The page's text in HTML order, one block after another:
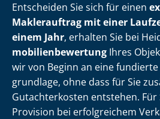
Entscheiden Sie sich für einen
Maklerauftrag mit einer
einem Jahr, erhalten Sie bei
mo­bi­li­en­be­wer­tung Ihres
wir von Beginn an eine
grund­la­ge, ohne dass für Sie
Gutachterkosten entstehen. Für
Provision bei erfolgreichem